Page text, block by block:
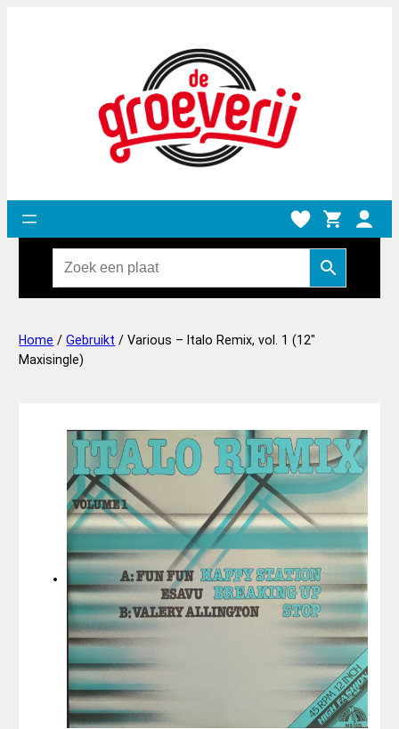
Home /Gebruikt / Various – Italo Remix, vol. 1 (12″
Maxisingle)